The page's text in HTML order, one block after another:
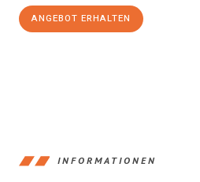
ANGEBOT ERHALTEN
INFORMATIONEN